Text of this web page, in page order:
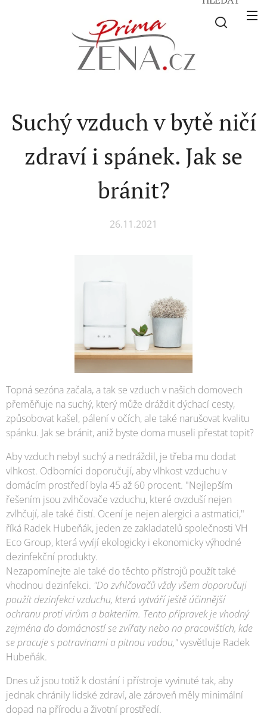
Suchý vzduch v bytě ničí
zdraví i spánek. Jak se
bránit?
26.11.2021
Topná sezóna začala, a tak se vzduch v našich domovech
přeměňuje na suchý, který může dráždit dýchací cesty,
způsobovat kašel, pálení v očích, ale také narušovat kvalitu
spánku. Jak se bránit, aniž byste doma museli přestat topit?
Aby vzduch nebyl suchý a nedráždil, je třeba mu dodat
vlhkost. Odborníci doporučují, aby vlhkost vzduchu v
domácím prostředí byla 45 až 60 procent. "Nejlepším
řešením jsou zvlhčovače vzduchu, které ovzduší nejen
zvlhčují, ale také čistí. Ocení je nejen alergici a astmatici,"
říká Radek Hubeňák, jeden ze zakladatelů společnosti VH
Eco Group, která vyvíjí ekologicky i ekonomicky výhodné
dezinfekční produkty.
Nezapomínejte ale také do těchto přístrojů použít také
vhodnou dezinfekci. "Do zvhlčovačů vždy všem doporučuji
použít dezinfekci vzduchu, která vytváří ještě účinnější
ochranu proti virům a bakteriím. Tento přípravek je vhodný
zejména do domácností se zvířaty nebo na pracovištích, kde
se pracuje s potravinami a pitnou vodou,"vysvětluje Radek
Hubeňák.
Dnes už jsou totiž k dostání i přístroje vyvinuté tak, aby
jednak chránily lidské zdraví, ale zároveň měly minimální
dopad na přírodu a životní prostředí.